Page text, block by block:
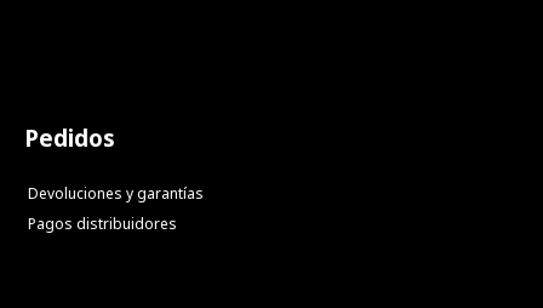
Pedidos
Devoluciones y garantías
Pagos distribuidores